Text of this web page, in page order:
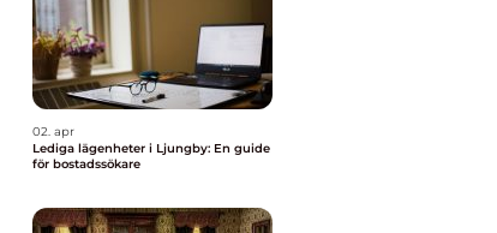
02. apr
Lediga lägenheter i Ljungby: En guide
för bostadssökare